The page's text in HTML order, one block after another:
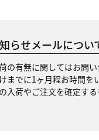
らせメールについ
の有無に関してはお問い
までに1ヶ月程お時間を
入荷やご注文を確定する